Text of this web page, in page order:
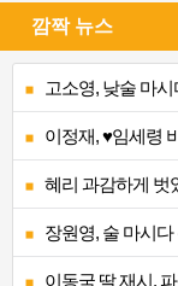
깜짝 뉴스
고소영, 낮술 마시
이정재, ♥임세령
혜리 과감하게 벗
장원영, 술 마시
이동국 딸 재시,